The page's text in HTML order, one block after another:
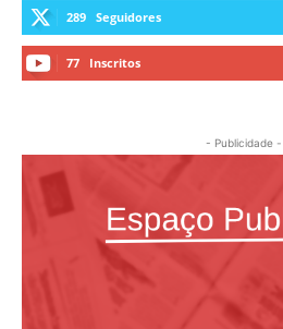
289 Seguidores
77 Inscritos
- Publicidade -